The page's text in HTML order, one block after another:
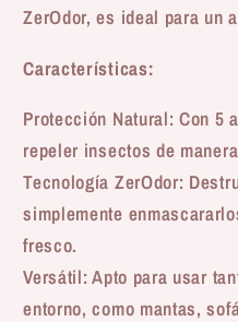
ZerOdor, es ideal para un
Características:
Protección Natural: Con 5
repeler insectos de
Tecnología ZerOdor:
simplemente
fresco.
Versátil: Apto para usar
entorno, como mantas,